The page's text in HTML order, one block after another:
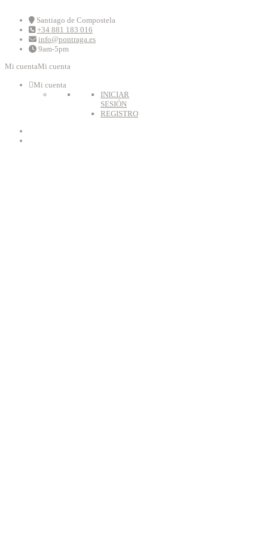
content
Santiago de Compostela
+34 881 183 016
info@pontraga.es
9am-5pm
Mi cuentaMi cuenta
Mi cuenta
INICIAR
SESIÓN
REGISTRO